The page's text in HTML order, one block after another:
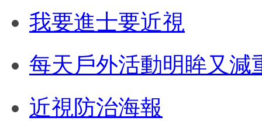
我要進士要近視
每天戶外活動明眸又減
近視防治海報